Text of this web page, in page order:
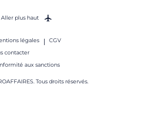
légales
CGV
contacter
aux sanctions
Tous droits réservés.
Aller plus haut